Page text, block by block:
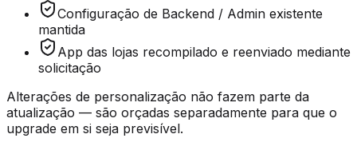
Configuração de Backend / Admin existente
mantida
App das lojas recompilado e reenviado mediante
solicitação
Alterações de personalização não fazem parte da
atualização — são orçadas separadamente para que o
upgrade em si seja previsível.